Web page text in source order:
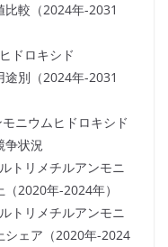
比較（2024年-2031
ドロキシド
途別（2024年-2031
ニウムヒドロキシド
争状況
トリメチルアンモニ
2020年-2024年）
トリメチルアンモニ
シェア（2020年-2024